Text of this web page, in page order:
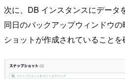
次に、DB インスタンスにデータ
同日のバックアップウィンドウ
ショットが作成されていることを